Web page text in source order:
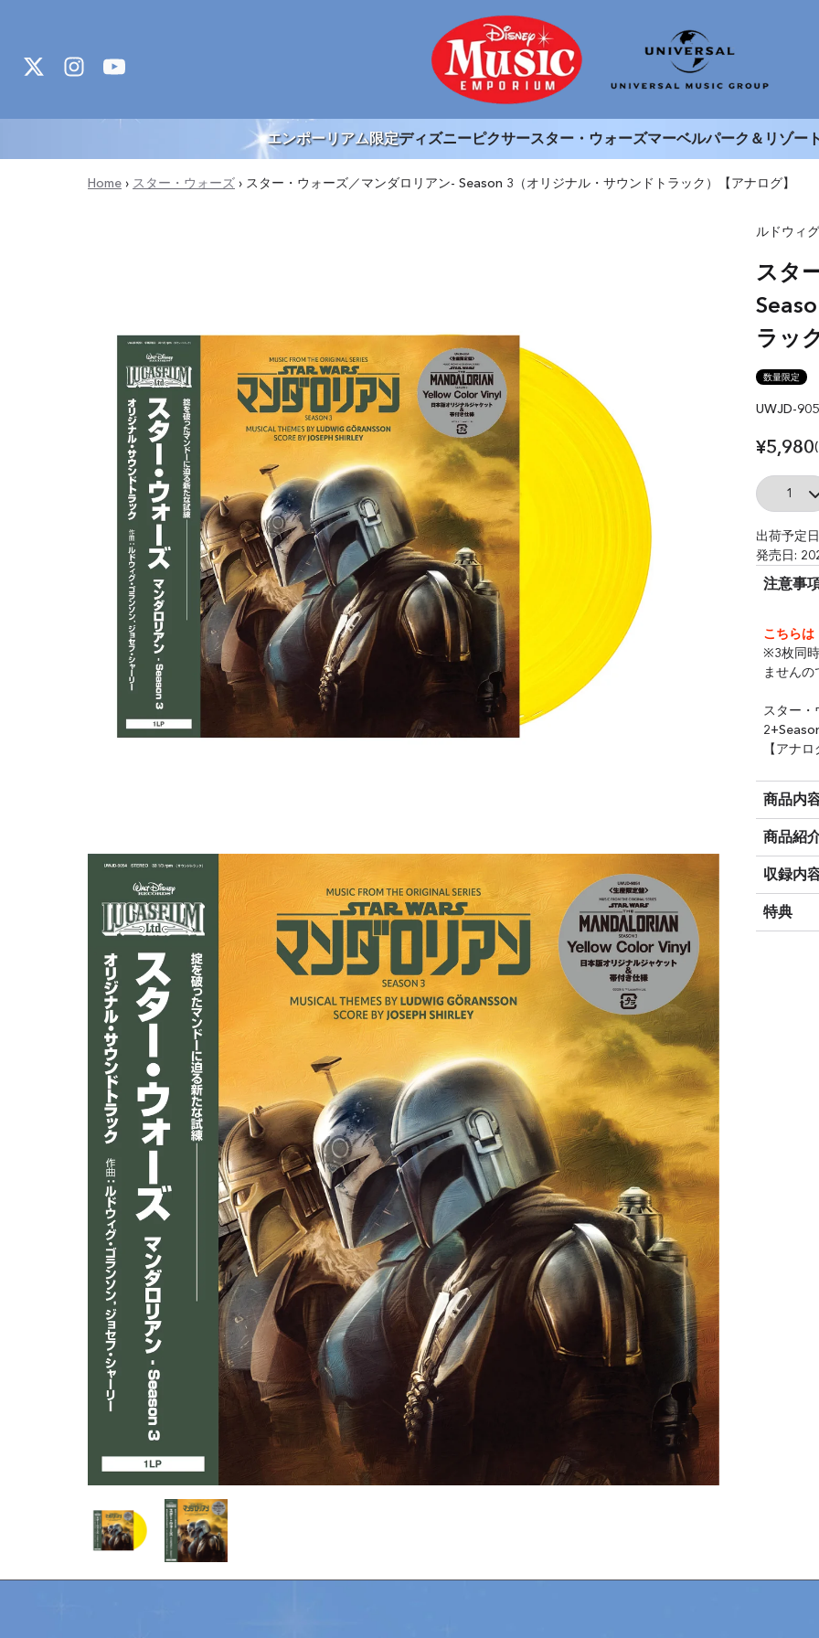
エンポーリアム限定ディズニーピクサースター・ウォーズマーベルパーク＆リゾー
Home › スター・ウォーズ › スター・ウォーズ／マンダロリアン- Season 3（オリジナル・サウンドトラック）【アナログ】
ルドウィ
スタ
ラッ
数量限定
UWJD-
¥5,980
Quantity
出荷予定
発売日:
注意事
こちらは
※3枚同
ません
スター
【アナ
商品内
商品紹
収録内
特典